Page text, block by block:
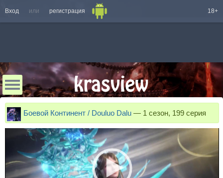
Вход или регистрация 18+
Боевой Континент / Douluo Dalu — 1 сезон, 199 серия